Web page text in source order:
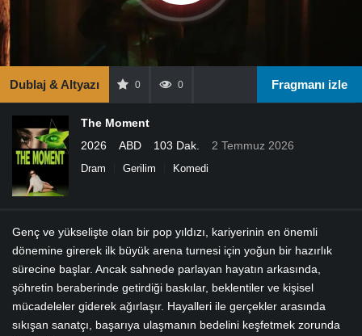
Dublaj & Altyazı 0 0 Fragmanı izle
The Moment
2026
ABD 103 Dak. 2 Temmuz 2026
Dram Gerilim Komedi
Genç ve yükselişte olan bir pop yıldızı, kariyerinin en önemli
dönemine girerek ilk büyük arena turnesi için yoğun bir hazırlık
sürecine başlar. Ancak sahnede parlayan hayatın arkasında,
şöhretin beraberinde getirdiği baskılar, beklentiler ve kişisel
mücadeleler giderek ağırlaşır. Hayalleri ile gerçekler arasında
sıkışan sanatçı, başarıya ulaşmanın bedelini keşfetmek zorunda